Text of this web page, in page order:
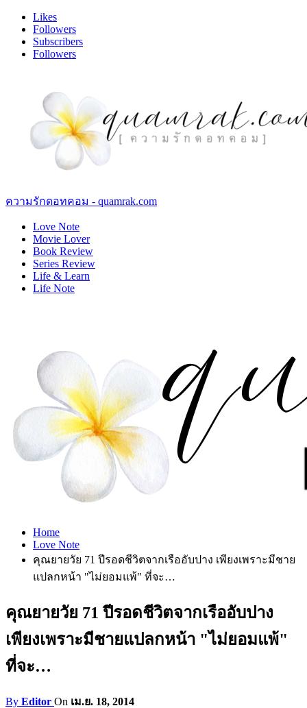
Likes
Followers
Subscribers
Followers
ความรักดอทคอม - quamrak.com
Love Note
Movie Lover
Book Review
Series Review
Life & Learn
Life Note
Home
Love Note
คุณยายวัย 71 ปีรอดชีวิตจากเรืออับปาง เพียงเพราะมีชาย
แปลกหน้า "ไม่ยอมแพ้" ที่จะ…
คุณยายวัย 71 ปีรอดชีวิตจากเรืออับปาง
เพียงเพราะมีชายแปลกหน้า "ไม่ยอมแพ้"
ที่จะ…
By Editor On เม.ย. 18, 2014